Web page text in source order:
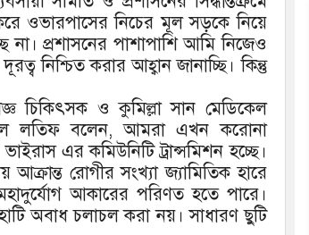
করে ওভারপাসের নিচের মূল সড়কে নিয়ে
প্রশাসনের পাশাপাশি আমি নিজেও
নিশ্চিত করার আহ্বান জানাচ্ছি। কিন্তু
চিকিৎসক ও কুমিল্লা সান মেডিকেল
লতিফ বলেন, আমরা এখন করোনা
এর কমিউনিটি ট্রান্সমিশন হচ্ছে।
রোগীর সংখ্যা জ্যামিতিক হারে
আকারের পরিণত হতে পারে।
অবাধ চলাচল করা নয়। সাধারণ ছুটি